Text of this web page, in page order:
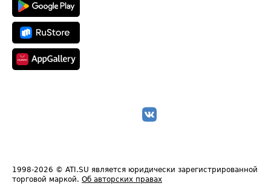
1998-2026 © ATI.SU является юридически зарегистрированной
торговой маркой. Об авторских правах